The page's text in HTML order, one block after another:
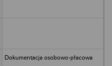
Dokumentacja osobowo-płacowa